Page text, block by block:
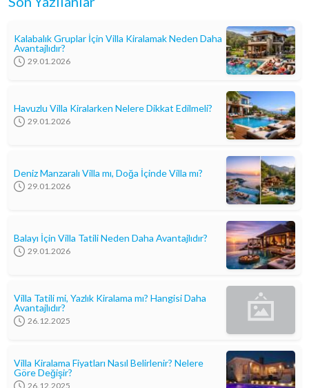
Kalabalık Gruplar İçin Villa Kiralamak Neden Daha
Avantajlıdır?
29.01.2026
Havuzlu Villa Kiralarken Nelere Dikkat Edilmeli?
29.01.2026
Deniz Manzaralı Villa mı, Doğa İçinde Villa mı?
29.01.2026
Balayı İçin Villa Tatili Neden Daha Avantajlıdır?
29.01.2026
Villa Tatili mi, Yazlık Kiralama mı? Hangisi Daha
Avantajlıdır?
26.12.2025
Villa Kiralama Fiyatları Nasıl Belirlenir? Nelere
Göre Değişir?
26.12.2025